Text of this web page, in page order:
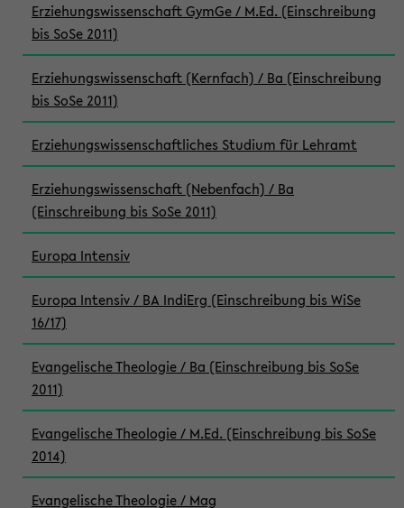
Erziehungswissenschaft GymGe / M.Ed. (Einschreibung
bis SoSe 2011)
Erziehungswissenschaft (Kernfach) / Ba (Einschreibung
bis SoSe 2011)
Erziehungswissenschaftliches Studium für Lehramt
Erziehungswissenschaft (Nebenfach) / Ba
(Einschreibung bis SoSe 2011)
Europa Intensiv
Europa Intensiv / BA IndiErg (Einschreibung bis WiSe
16/17)
Evangelische Theologie / Ba (Einschreibung bis SoSe
2011)
Evangelische Theologie / M.Ed. (Einschreibung bis SoSe
2014)
Evangelische Theologie / Mag